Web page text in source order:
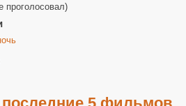
проголосовал)